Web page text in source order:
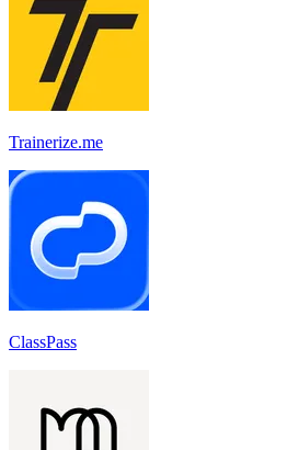
Trainerize.me
ClassPass